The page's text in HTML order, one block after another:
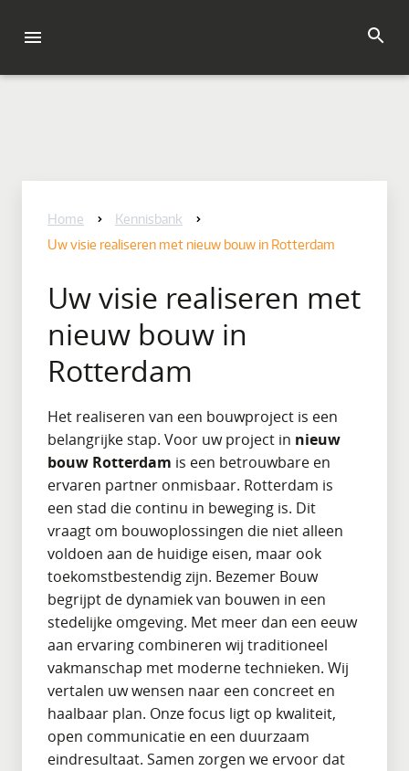
Home
Kennisbank
Uw visie realiseren met nieuw bouw in Rotterdam
Uw visie realiseren met
nieuw bouw in
Rotterdam
Het realiseren van een bouwproject is een
belangrijke stap. Voor uw project in nieuw
bouw Rotterdam is een betrouwbare en
ervaren partner onmisbaar. Rotterdam is
een stad die continu in beweging is. Dit
vraagt om bouwoplossingen die niet alleen
voldoen aan de huidige eisen, maar ook
toekomstbestendig zijn. Bezemer Bouw
begrijpt de dynamiek van bouwen in een
stedelijke omgeving. Met meer dan een eeuw
aan ervaring combineren wij traditioneel
vakmanschap met moderne technieken. Wij
vertalen uw wensen naar een concreet en
haalbaar plan. Onze focus ligt op kwaliteit,
open communicatie en een duurzaam
eindresultaat. Samen zorgen we ervoor dat